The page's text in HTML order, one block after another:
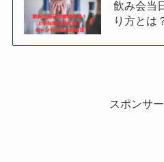
飲み会当
り方とは
スポンサ